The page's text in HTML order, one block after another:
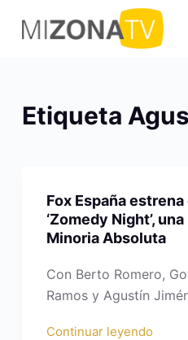
S
a
aEtiqueta
Fox España
‘Zomedy Night’,
Minoria Absoluta
Con Berto Romero,
Ramos y Agustín
Continuar leyendo